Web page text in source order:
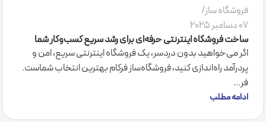
فروشگاه ساز
07 دسامبر 2025
ساخت فروشگاه اینترنتی حرفه‌ای برای رشد سریع کسب‌وکار شما
اگر می‌خواهید بدون دردسر، یک فروشگاه اینترنتی سریع، امن و
پردرآمد راه‌اندازی کنید، فروشگاه‌ساز فرکام بهترین انتخاب شماست.
فر...
ادامه مطلب